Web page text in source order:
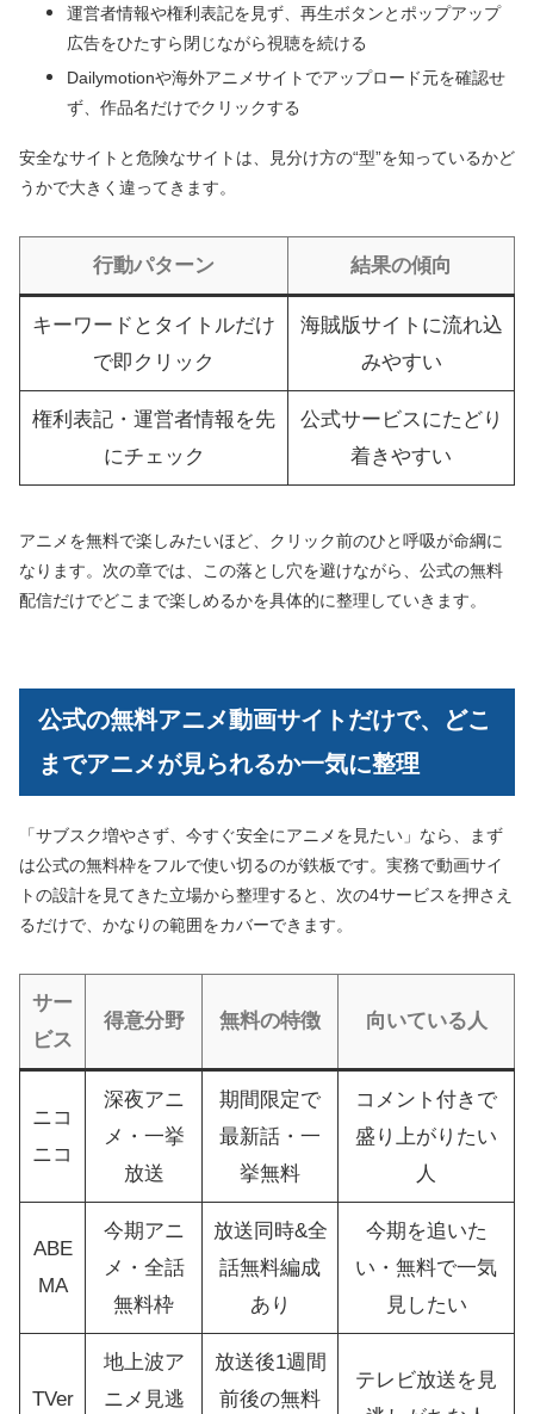
運営者情報や権利表記を見ず、再生ボタンとポップアップ
広告をひたすら閉じながら視聴を続ける
Dailymotionや海外アニメサイトでアップロード元を確認せ
ず、作品名だけでクリックする
安全なサイトと危険なサイトは、見分け方の“型”を知っているかど
うかで大きく違ってきます。
行動パターン 結果の傾向
キーワードとタイトルだけ
で即クリック
海賊版サイトに流れ込
みやすい
権利表記・運営者情報を先
にチェック
公式サービスにたどり
着きやすい
アニメを無料で楽しみたいほど、クリック前のひと呼吸が命綱に
なります。次の章では、この落とし穴を避けながら、公式の無料
配信だけでどこまで楽しめるかを具体的に整理していきます。
公式の無料アニメ動画サイトだけで、どこ
までアニメが見られるか一気に整理
「サブスク増やさず、今すぐ安全にアニメを見たい」なら、まず
は公式の無料枠をフルで使い切るのが鉄板です。実務で動画サイ
トの設計を見てきた立場から整理すると、次の4サービスを押さえ
るだけで、かなりの範囲をカバーできます。
サー
ビス
得意分野 無料の特徴 向いている人
ニコ
ニコ
深夜アニ
メ・一挙
放送
期間限定で
最新話・一
挙無料
コメント付きで
盛り上がりたい
人
ABE
MA
今期アニ
メ・全話
無料枠
放送同時&全
話無料編成
あり
今期を追いた
い・無料で一気
見したい
TVer
地上波ア
ニメ見逃
放送後1週間
前後の無料
テレビ放送を見